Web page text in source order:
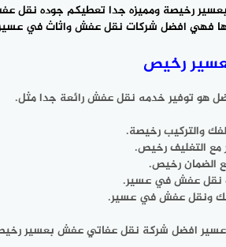
رخيصة ومميزه جدا تعطيكم جوده نقل
فهي افضل شركات نقل عفش واثاث في
رخيص
هو توفير خدمه نقل عفش رائعة جدا مثل.
والتركيب رخيصة.
التغليف رخيص.
رخيص.
نقل عفش في عسير.
فك ونقل عفش في عسير.
عسير افضل شركة نقل عفاتي عفش بعسير